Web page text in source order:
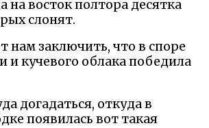
на восток полтора десятка
слонят.
нам заключить, что в споре
и кучевого облака победила
догадаться, откуда в
появилась вот такая